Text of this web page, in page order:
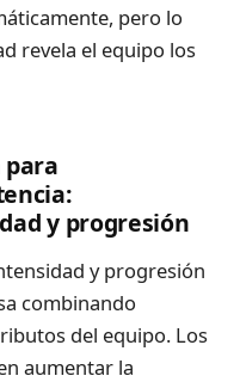
pero lo
revela el equipo los
para
y progresión
y progresión
combinando
del equipo. Los
aumentar la